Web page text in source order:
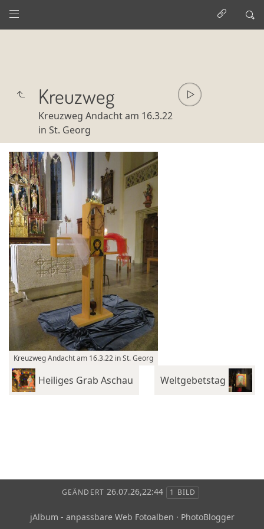
Kreuzweg
Kreuzweg Andacht am 16.3.22
in St. Georg
Kreuzweg Andacht am 16.3.22 in St. Georg
Heiliges Grab Aschau Weltgebetstag
GEÄNDERT 26.07.26,22:44 1 BILD
jAlbum - anpassbare Web Fotoalben · PhotoBlogger